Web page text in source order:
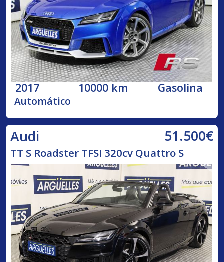
2017 10000 km Gasolina
Automático
Audi 51.500€
TT S Roadster TFSI 320cv Quattro S